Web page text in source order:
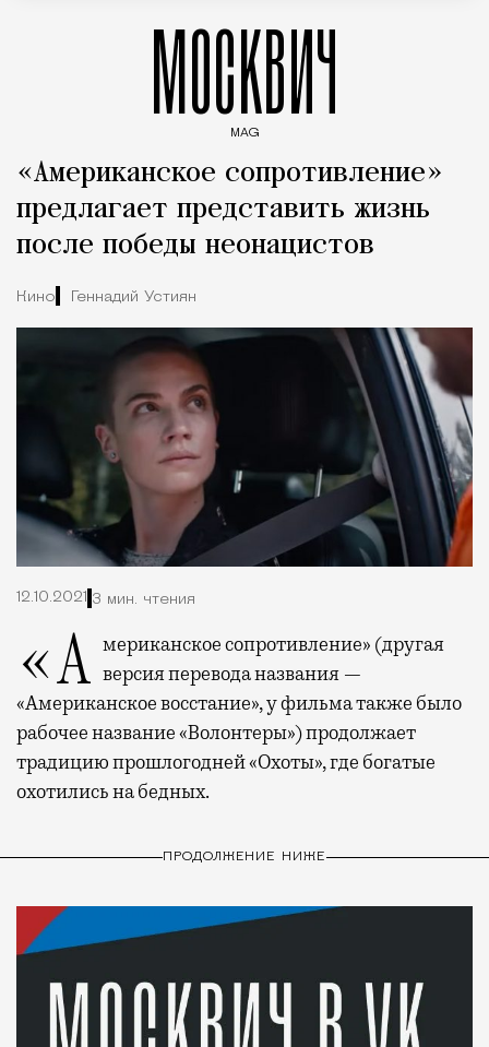
МОСКВИЧ
MAG
«Американское сопротивление»
предлагает представить жизнь
после победы неонацистов
Кино Геннадий Устиян
12.10.2021 3 мин. чтения
«Американское сопротивление» (другая версия перевода названия —
«Американское восстание», у фильма также было
рабочее название «Волонтеры») продолжает
традицию прошлогодней «Охоты», где богатые
охотились на бедных.
ПРОДОЛЖЕНИЕ НИЖЕ